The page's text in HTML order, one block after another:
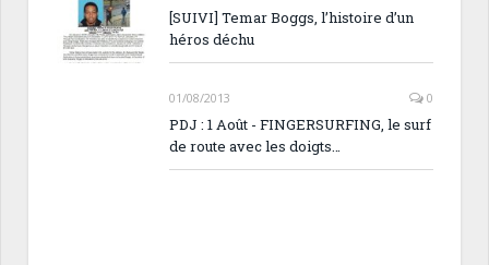
[SUIVI] Temar Boggs, l’histoire d’un
héros déchu
01/08/2013 0
PDJ : 1 Août - FINGERSURFING, le surf
de route avec les doigts…